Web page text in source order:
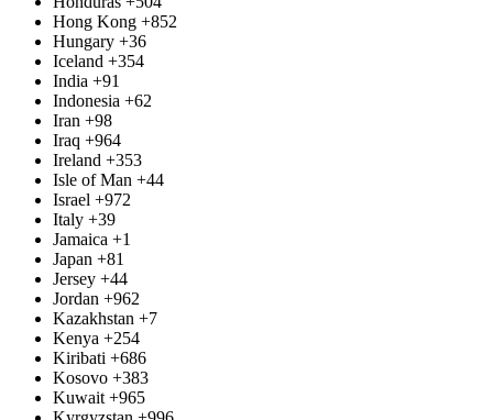
Hong Kong +852
Hungary +36
Iceland +354
India +91
Indonesia +62
Iran +98
Iraq +964
Ireland +353
Isle of Man +44
Israel +972
Italy +39
Jamaica +1
Japan +81
Jersey +44
Jordan +962
Kazakhstan +7
Kenya +254
Kiribati +686
Kosovo +383
Kuwait +965